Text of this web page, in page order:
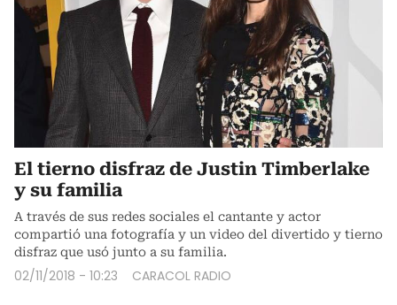
El tierno disfraz de Justin Timberlake
y su familia
A través de sus redes sociales el cantante y actor
compartió una fotografía y un video del divertido y tierno
disfraz que usó junto a su familia.
02/11/2018 - 10:23 CARACOL RADIO